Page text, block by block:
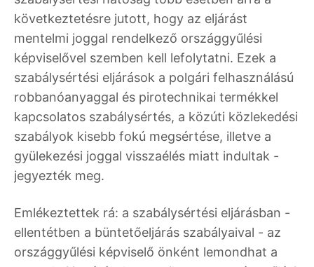
következtetésre jutott, hogy az eljárást
mentelmi joggal rendelkező országgyűlési
képviselővel szemben kell lefolytatni. Ezek a
szabálysértési eljárások a polgári felhasználású
robbanóanyaggal és pirotechnikai termékkel
kapcsolatos szabálysértés, a közúti közlekedési
szabályok kisebb fokú megsértése, illetve a
gyülekezési joggal visszaélés miatt indultak -
jegyezték meg.
Emlékeztettek rá: a szabálysértési eljárásban -
ellentétben a büntetőeljárás szabályaival - az
országgyűlési képviselő önként lemondhat a